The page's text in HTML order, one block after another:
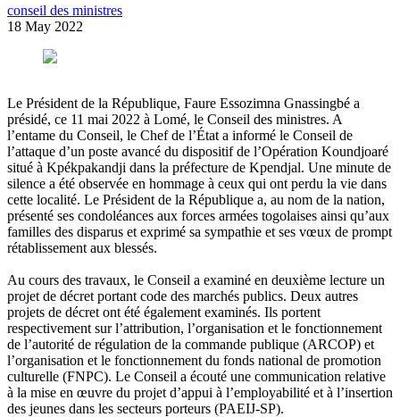
conseil des ministres
18 May 2022
Le Président de la République, Faure Essozimna Gnassingbé a
présidé, ce 11 mai 2022 à Lomé, le Conseil des ministres. A
l’entame du Conseil, le Chef de l’État a informé le Conseil de
l’attaque d’un poste avancé du dispositif de l’Opération Koundjoaré
situé à Kpékpakandji dans la préfecture de Kpendjal. Une minute de
silence a été observée en hommage à ceux qui ont perdu la vie dans
cette localité. Le Président de la République a, au nom de la nation,
présenté ses condoléances aux forces armées togolaises ainsi qu’aux
familles des disparus et exprimé sa sympathie et ses vœux de prompt
rétablissement aux blessés.
Au cours des travaux, le Conseil a examiné en deuxième lecture un
projet de décret portant code des marchés publics. Deux autres
projets de décret ont été également examinés. Ils portent
respectivement sur l’attribution, l’organisation et le fonctionnement
de l’autorité de régulation de la commande publique (ARCOP) et
l’organisation et le fonctionnement du fonds national de promotion
culturelle (FNPC). Le Conseil a écouté une communication relative
à la mise en œuvre du projet d’appui à l’employabilité et à l’insertion
des jeunes dans les secteurs porteurs (PAEIJ-SP).